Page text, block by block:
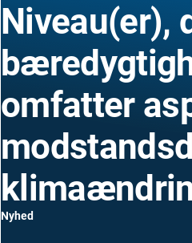
Niveau(er),
omfatter
Nyhed